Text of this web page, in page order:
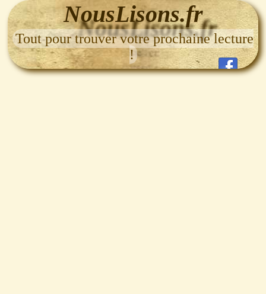
NousLisons.fr
Tout pour trouver votre prochaine lecture
!